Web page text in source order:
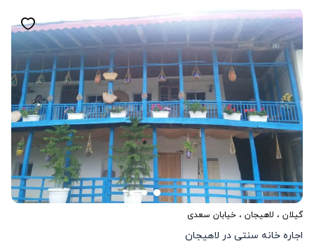
گیلان ، لاهیجان ، خیابان سعدی
اجاره خانه سنتی در لاهیجان